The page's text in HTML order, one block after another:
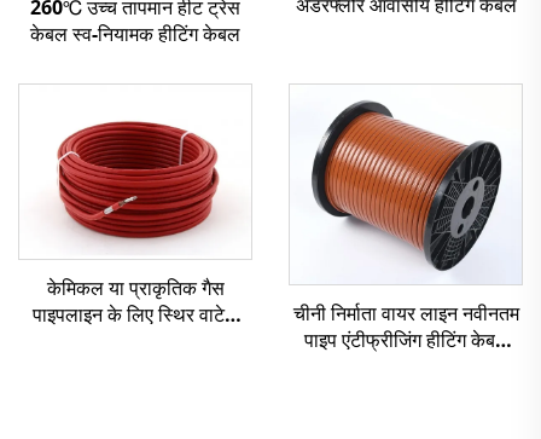
260℃ उच्च तापमान हीट ट्रेस
केबल स्व-नियामक हीटिंग केबल
केमिकल या प्राकृतिक गैस
पाइपलाइन के लिए स्थिर वाटेज
चीनी निर्माता वायर लाइन नवीनतम
पाइप एंटीफ्रीजिंग हीटिंग केबल